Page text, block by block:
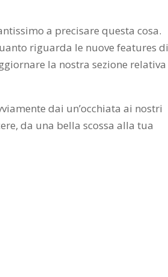
a precisare questa cosa.
riguarda le nuove features di
la nostra sezione relativa
dai un’occhiata ai nostri
da una bella scossa alla tua